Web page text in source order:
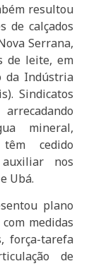
resultou
de calçados
Serrana,
de leite, em
da Indústria
Sindicatos
mineral,
têm cedido
nos
Ubá.
plano
medidas
força-tarefa
de